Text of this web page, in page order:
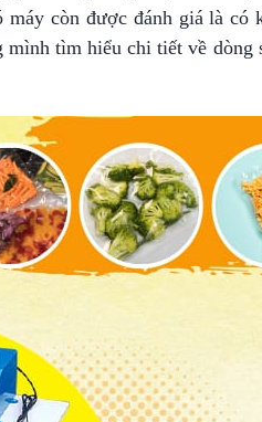
còn được đánh giá là có
tìm hiểu chi tiết về dòng